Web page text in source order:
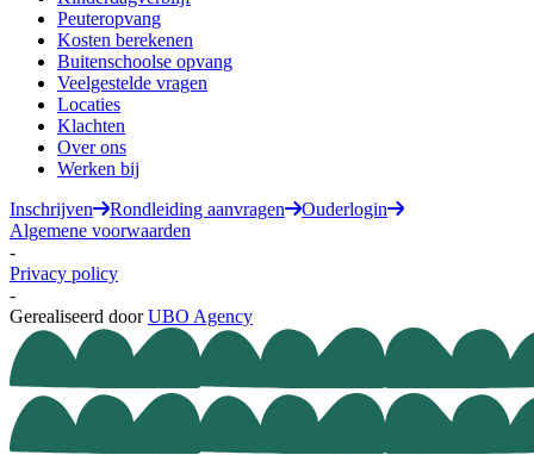
Peuteropvang
Kosten berekenen
Buitenschoolse opvang
Veelgestelde vragen
Locaties
Klachten
Over ons
Werken bij
Inschrijven
Rondleiding aanvragen
Ouderlogin
Algemene voorwaarden
-
Privacy policy
-
Gerealiseerd door UBO Agency